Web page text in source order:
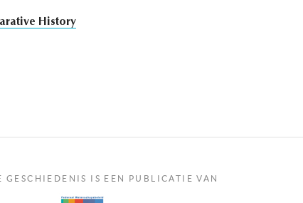
History
IS EEN PUBLICATIE VAN